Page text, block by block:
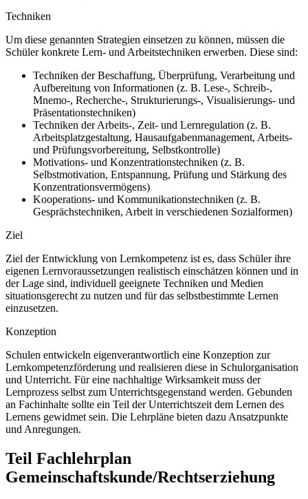
Techniken
Um diese genannten Strategien einsetzen zu können, müssen die
Schüler konkrete Lern- und Arbeitstechniken erwerben. Diese sind:
Techniken der Beschaffung, Überprüfung, Verarbeitung und
Aufbereitung von Informationen (z. B. Lese-, Schreib-,
Mnemo-, Recherche-, Strukturierungs-, Visualisierungs- und
Präsentationstechniken)
Techniken der Arbeits-, Zeit- und Lernregulation (z. B.
Arbeitsplatzgestaltung, Hausaufgabenmanagement, Arbeits-
und Prüfungsvorbereitung, Selbstkontrolle)
Motivations- und Konzentrationstechniken (z. B.
Selbstmotivation, Entspannung, Prüfung und Stärkung des
Konzentrationsvermögens)
Kooperations- und Kommunikationstechniken (z. B.
Gesprächstechniken, Arbeit in verschiedenen Sozialformen)
Ziel
Ziel der Entwicklung von Lernkompetenz ist es, dass Schüler ihre
eigenen Lernvoraussetzungen realistisch einschätzen können und in
der Lage sind, individuell geeignete Techniken und Medien
situationsgerecht zu nutzen und für das selbstbestimmte Lernen
einzusetzen.
Konzeption
Schulen entwickeln eigenverantwortlich eine Konzeption zur
Lernkompetenzförderung und realisieren diese in Schulorganisation
und Unterricht. Für eine nachhaltige Wirksamkeit muss der
Lernprozess selbst zum Unterrichtsgegenstand werden. Gebunden
an Fachinhalte sollte ein Teil der Unterrichtszeit dem Lernen des
Lernens gewidmet sein. Die Lehrpläne bieten dazu Ansatzpunkte
und Anregungen.
Teil Fachlehrplan
Gemeinschaftskunde/Rechtserziehung